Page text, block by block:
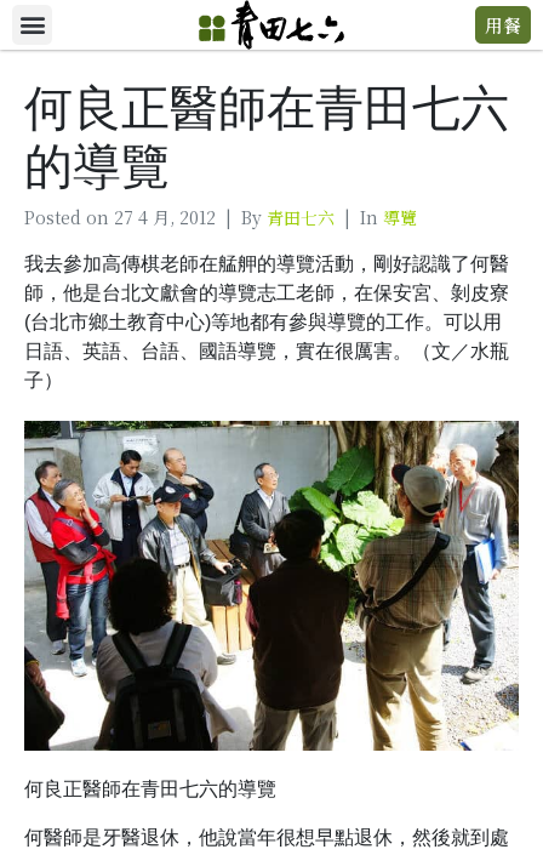
用餐
何良正醫師在青田七六
的導覽
Posted on 27 4 月, 2012 By 青田七六 In 導覽
我去參加高傳棋老師在艋舺的導覽活動，剛好認識了何醫
師，他是台北文獻會的導覽志工老師，在保安宮、剝皮寮
(台北市鄉土教育中心)等地都有參與導覽的工作。可以用
日語、英語、台語、國語導覽，實在很厲害。（文／水瓶
子）
何良正醫師在青田七六的導覽
何醫師是牙醫退休，他說當年很想早點退休，然後就到處